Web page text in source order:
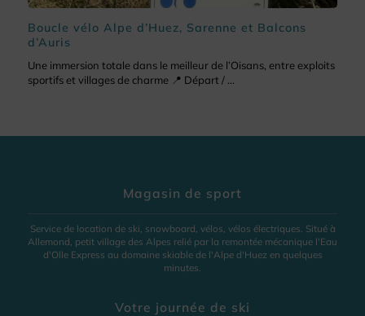
Boucle vélo Alpe d’Huez, Sarenne et Balcons
d’Auris
Une immersion totale dans le meilleur de l’Oisans, entre exploits
sportifs et villages de charme 📍 Départ / ...
Magasin de sport
Service de location de ski, snowboard, vélos, vélos électriques. Situé à
Allemond, petit village des Alpes relié par la remontée mécanique l'Eau
d'Olle Express au domaine skiable de l'Alpe d'Huez en quelques
minutes.
Votre journée de ski